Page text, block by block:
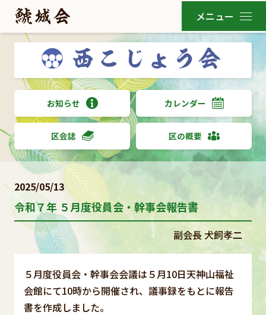
お知らせ カレンダー
区会誌 区の概要
2025/05/13
令和７年 ５月度役員会・幹事会報告書
副会長 犬飼孝二
５月度役員会・幹事会会議は５月10日天神山福祉
会館にて10時から開催され、議事録をもとに報告
書を作成しました。